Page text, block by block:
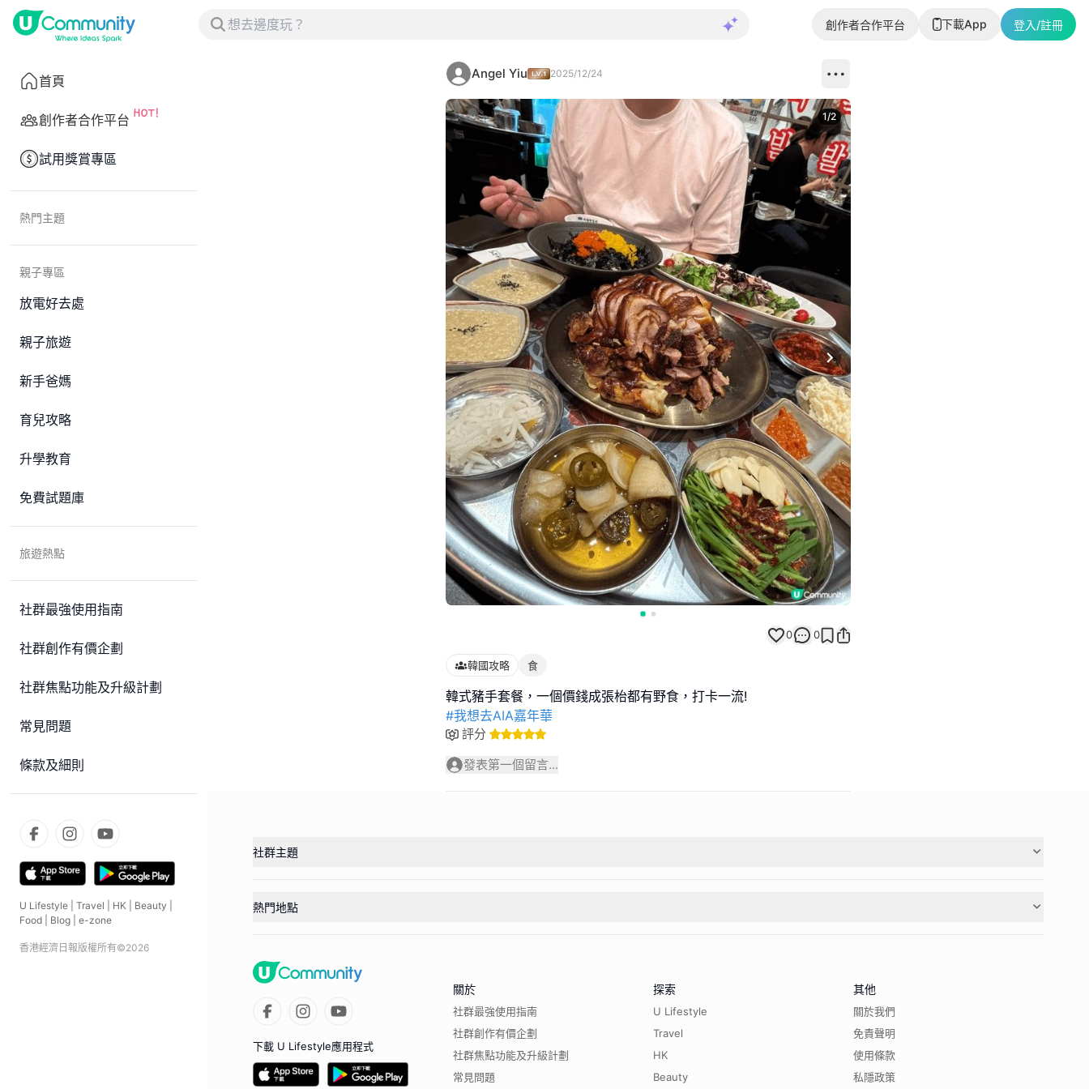
創作者合作平台 下載App 登入/註冊
首頁
創作者合作平台
試用獎賞專區
熱門主題
親子專區
放電好去處
親子旅遊
新手爸媽
育兒攻略
升學教育
免費試題庫
旅遊熱點
社群最強使用指南
社群創作有價企劃
社群焦點功能及升級計劃
常見問題
條款及細則
U Lifestyle Travel HK Beauty
Food
Blog e-zone
香港經濟日報版權所有©2026
Angel Yiu 2025/12/24
Next slide
1/2
0 0
韓國攻略 食
#我想去AIA嘉年華
評分
發表第一個留言...
社群主題
熱門地點
下載 U Lifestyle應用程式
關於
社群最強使用指南
社群創作有價企劃
社群焦點功能及升級計劃
常見問題
探索
U Lifestyle
Travel
HK
Beauty
其他
關於我們
免責聲明
使用條款
私隱政策